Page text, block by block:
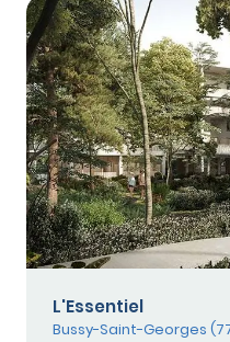
L'Essentiel
Bussy-Saint-Georges